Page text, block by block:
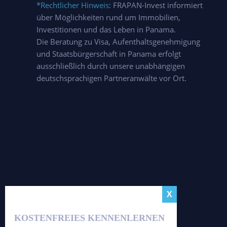
*Rechtlicher Hinweis: FRAPAN-Invest informiert
über Möglichkeiten rund um Immobilien,
Investitionen und das Leben in Panama.
Die Beratung zu Visa, Aufenthaltsgenehmigung
und Staatsbürgerschaft in Panama erfolgt
ausschließlich durch unsere unabhängigen
deutschsprachigen Partneranwälte vor Ort.
KOSTENFREIES KENNENLERNEN